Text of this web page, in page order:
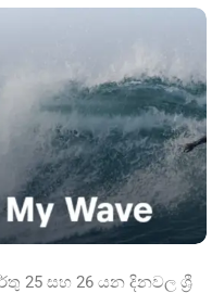
25 සහ 26 යන දිනවල ශ්‍රී